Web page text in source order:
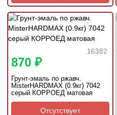
16382
870 ₽
Грунт-эмаль по ржавч.
MisterHARDMAX (0.9кг) 7042
серый КОРРОЕД матовая
Отсутствует